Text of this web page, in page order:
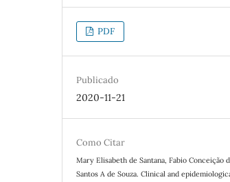
PDF
Publicado
2020-11-21
Como Citar
Mary Elisabeth de Santana, Fabio Conceição
Santos A de Souza. Clinical and